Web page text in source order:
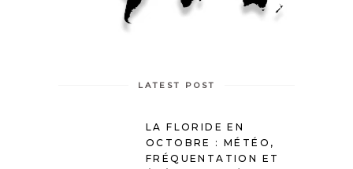
LATEST POST
LA FLORIDE EN
OCTOBRE : MÉTÉO,
FRÉQUENTATION ET